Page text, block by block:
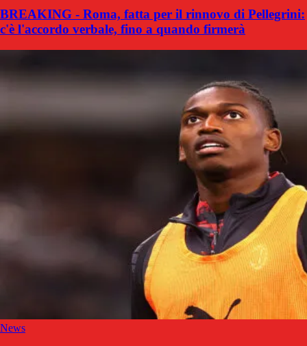
BREAKING - Roma, fatta per il rinnovo di Pellegrini:
c'è l'accordo verbale, fino a quando firmerà
News